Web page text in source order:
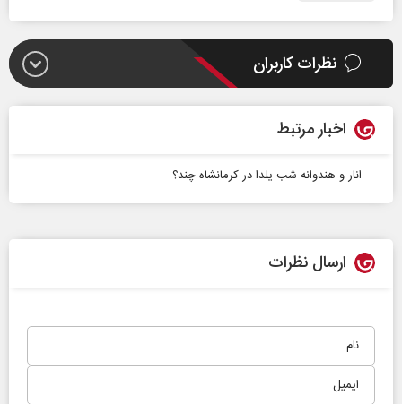
نظرات کاربران
اخبار مرتبط
انار و هندوانه شب یلدا در کرمانشاه چند؟
ارسال نظرات